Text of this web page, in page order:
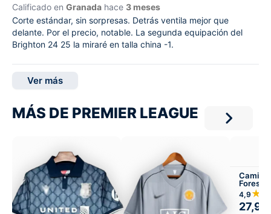
Calificado en Granada hace 3 meses
Corte estándar, sin sorpresas. Detrás ventila mejor que
delante. Por el precio, notable. La segunda equipación del
Brighton 24 25 la miraré en talla china -1.
Ver más
MÁS DE PREMIER LEAGUE
Forest
4,9
27,99